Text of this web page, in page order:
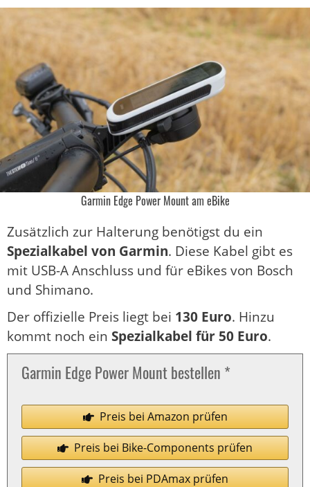
Garmin Edge Power Mount am eBike
Zusätzlich zur Halterung benötigst du ein
Spezialkabel von Garmin. Diese Kabel gibt es
mit USB-A Anschluss und für eBikes von Bosch
und Shimano.
Der offizielle Preis liegt bei 130 Euro. Hinzu
kommt noch ein Spezialkabel für 50 Euro.
Garmin Edge Power Mount bestellen *
Preis bei Amazon prüfen
Preis bei Bike-Components prüfen
Preis bei PDAmax prüfen